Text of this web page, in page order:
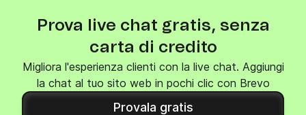
Prova live chat gratis, senza
carta di credito
Migliora l'esperienza clienti con la live chat. Aggiungi
la chat al tuo sito web in pochi clic con Brevo
Provala gratis